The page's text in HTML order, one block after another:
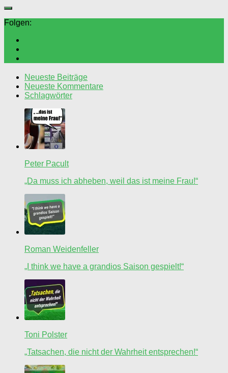
Folgen:
Neueste Beiträge
Neueste Kommentare
Schlagwörter
Peter Pacult
„Da muss ich abheben, weil das ist meine Frau!“
Roman Weidenfeller
„I think we have a grandios Saison gespielt!“
Toni Polster
„Tatsachen, die nicht der Wahrheit entsprechen!“